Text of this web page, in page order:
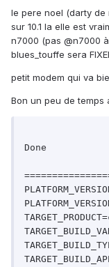
le pere noel (darty de
sur 10.1 la elle est
n7000 (pas @n7000
blues_touffe sera
petit modem qui va
Bon un peu de temps
Done